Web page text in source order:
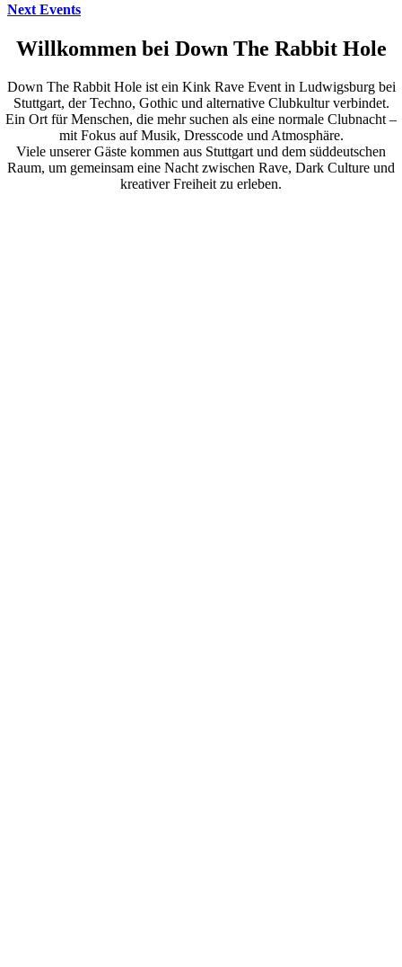
Next Events
Willkommen bei Down The Rabbit Hole
Down The Rabbit Hole ist ein Kink Rave Event in Ludwigsburg bei
Stuttgart, der Techno, Gothic und alternative Clubkultur verbindet.
Ein Ort für Menschen, die mehr suchen als eine normale Clubnacht –
mit Fokus auf Musik, Dresscode und Atmosphäre.
Viele unserer Gäste kommen aus Stuttgart und dem süddeutschen
Raum, um gemeinsam eine Nacht zwischen Rave, Dark Culture und
kreativer Freiheit zu erleben.